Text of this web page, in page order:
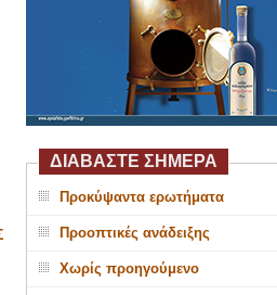
ΔΙΑΒΑΣΤΕ ΣΗΜΕΡΑ
Προκύψαντα ερωτήματα
Προοπτικές ανάδειξης
Χωρίς προηγούμενο